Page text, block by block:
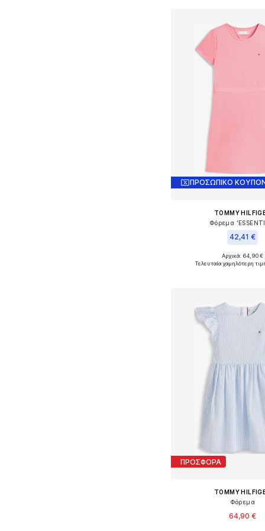
ΠΡΟΣΩΠΙΚΟ
TOMMY
Φόρεμα
42,41 €
Διαθέσιμα μεγέθη:
Αρχικά: 64,90 €
Τελευταία χαμηλότερη
ΠΡΟΣΦΟΡΑ
TOMMY
Φόρεμα
64,90 €